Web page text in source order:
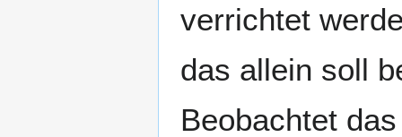
verrichtet
das allein soll
Beobachtet